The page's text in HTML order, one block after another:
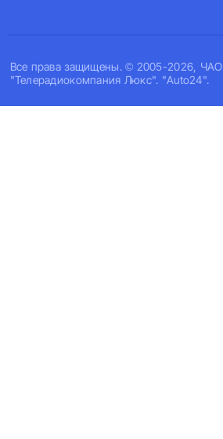
Все права защищены. © 2005-2026, ЧАО
"Телерадиокомпания Люкс". "Auto24".